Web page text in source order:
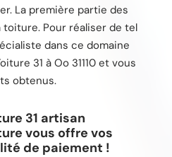
La première partie des
Pour réaliser de tel
dans ce domaine
31 à Oo 31110 et vous
obtenus.
31 artisan
vous offre vos
de paiement !